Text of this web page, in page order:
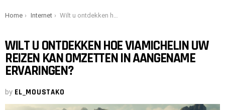
You are here:
Home Internet Wilt u ontdekken hoe Viamichelin uw reizen kan omzetten in aangename ervaringen?
WILT U ONTDEKKEN HOE VIAMICHELIN UW
REIZEN KAN OMZETTEN IN AANGENAME
ERVARINGEN?
by EL_MOUSTAKO